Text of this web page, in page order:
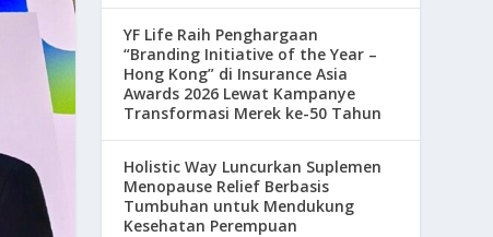
YF Life Raih Penghargaan
“Branding Initiative of the Year –
Hong Kong” di Insurance Asia
Awards 2026 Lewat Kampanye
Transformasi Merek ke-50 Tahun
Holistic Way Luncurkan Suplemen
Menopause Relief Berbasis
Tumbuhan untuk Mendukung
Kesehatan Perempuan